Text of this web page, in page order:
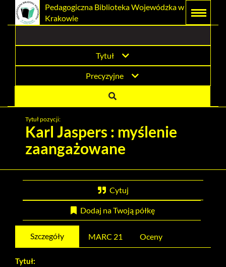
Menu
główne
Wyszukiwarka
Treść
główna
Prolib
Integro
-
Pedagogiczna Biblioteka Wojewódzka w
Krakowie
Menu
Tytuł
Precyzyjne
Tytuł pozycji:
Karl Jaspers : myślenie
zaangażowane
Cytuj
Dodaj na Twoją półkę
Szczegóły MARC 21 Oceny
Tytuł: